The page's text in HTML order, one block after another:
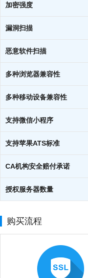
加密强度
漏洞扫描
恶意软件扫描
多种浏览器兼容性
多种移动设备兼容性
支持微信小程序
支持苹果ATS标准
CA机构安全赔付承诺
授权服务器数量
购买流程